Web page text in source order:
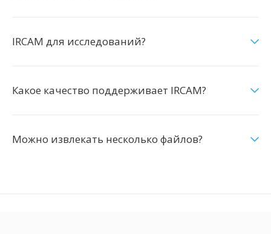
IRCAM для исследований?
Какое качество поддерживает IRCAM?
Можно извлекать несколько файлов?